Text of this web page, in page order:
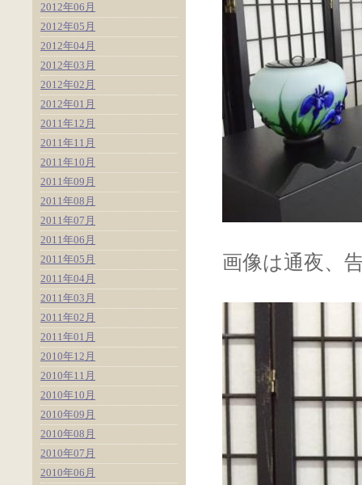
画像は通夜、
2012年06月
2012年05月
2012年04月
2012年03月
2012年02月
2012年01月
2011年12月
2011年11月
2011年10月
2011年09月
2011年08月
2011年07月
2011年06月
2011年05月
2011年04月
2011年03月
2011年02月
2011年01月
2010年12月
2010年11月
2010年10月
2010年09月
2010年08月
2010年07月
2010年06月